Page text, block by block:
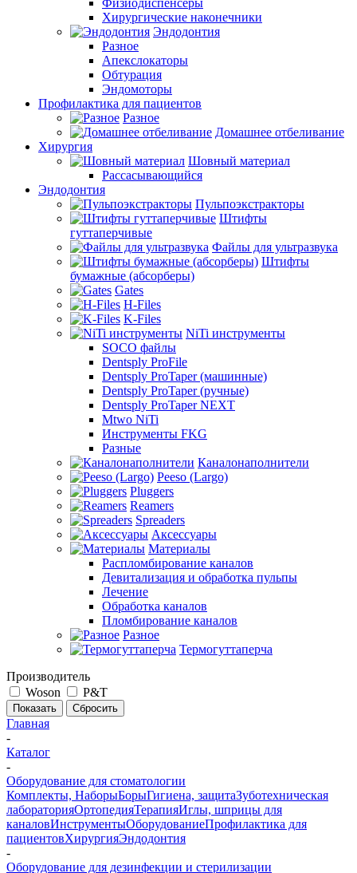
Физиодиспенсеры
Хирургические наконечники
Эндодонтия
Разное
Апекслокаторы
Обтурация
Эндомоторы
Профилактика для пациентов
Разное
Домашнее отбеливание
Хирургия
Шовный материал
Рассасывающийся
Эндодонтия
Пульпоэкстракторы
Штифты
гуттаперчивые
Файлы для ультразвука
Штифты
бумажные (абсорберы)
Gates
H-Files
K-Files
NiTi инструменты
SOCO файлы
Dentsply ProFile
Dentsply ProTaper (машинные)
Dentsply ProTaper (ручные)
Dentsply ProTaper NEXT
Mtwo NiTi
Инструменты FKG
Разные
Каналонаполнители
Peeso (Largo)
Pluggers
Reamers
Spreaders
Аксессуары
Материалы
Распломбирование каналов
Девитализация и обработка пульпы
Лечение
Обработка каналов
Пломбирование каналов
Разное
Термогуттаперча
Производитель
Woson
P&T
Сбросить
Главная
-
Каталог
-
Оборудование для стоматологии
Комплекты, НаборыБорыГигиена, защитаЗуботехническая
лабораторияОртопедияТерапияИглы, шприцы для
каналовИнструментыОборудованиеПрофилактика для
пациентовХирургияЭндодонтия
-
Оборудование для дезинфекции и стерилизации